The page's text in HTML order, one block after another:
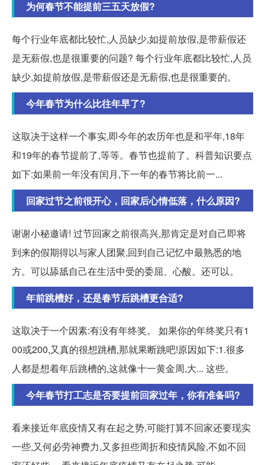
为何春节不能提前三五天放假?
每个行业年底都比较忙,人员缺少,如提前放假,是带薪假还
是无薪假,也是很重要的问题? 每个行业年底都比较忙,人员
缺少,如提前放假,是带薪假还是无薪假,也是很重要的。
今年春节为什么比往年早了?
这取决于这样一个事实,即今年的农历年也是和平年,18年
和19年的春节提前了,等等。春节也提前了。科普知识要点
如下:如果前一年没有闰月,下一年的春节将比前一...
回家过节之前很开心，回家后心情低落，什么原因?
谢谢小秘邀请! 过节回家之前很高兴,那肯定是对自己即将
到来的假期得以与家人团聚,回到自己记忆中最熟悉的地
方。可以舔舐自己在生活中受的委屈、心酸。还可以。
年前跳槽好，还是春节后跳槽更合适?
这取决于一个因素:有没有年终奖。 如果你的年终奖只有1
00或200,又真的很想跳槽,那就果断跳吧!原因如下:1.很多
人都是想着年后跳槽的,这就像十一黄金周,大... 这些。
今年春节打工志是否要提前回家过年，你有准备吗?
看来接近年底疫情又有在起之势,可能打算不回家还要现实
一些,又何必劳神费力,又多担些周折和疫情风险,不如不回